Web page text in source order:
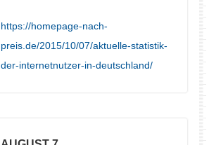
https://homepage-nach-
preis.de/2015/10/07/aktuelle-statistik-
der-internetnutzer-in-deutschland/